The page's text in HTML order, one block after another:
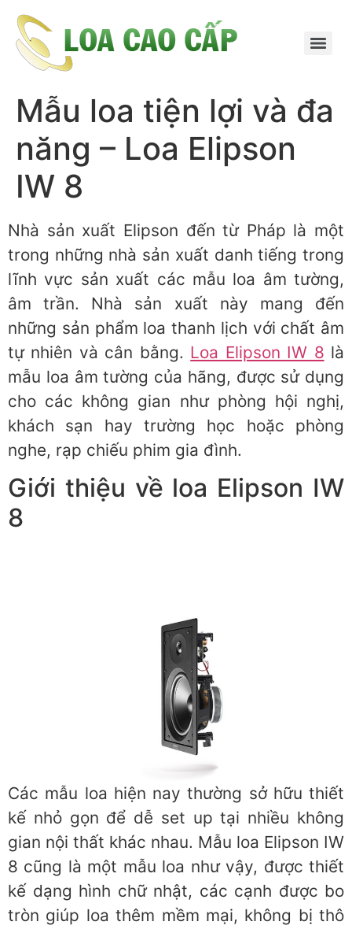
Mẫu loa tiện lợi và đa
năng – Loa Elipson
IW 8
Nhà sản xuất Elipson đến từ Pháp là một
trong những nhà sản xuất danh tiếng trong
lĩnh vực sản xuất các mẫu loa âm tường,
âm trần. Nhà sản xuất này mang đến
những sản phẩm loa thanh lịch với chất âm
tự nhiên và cân bằng. Loa Elipson IW 8 là
mẫu loa âm tường của hãng, được sử dụng
cho các không gian như phòng hội nghị,
khách sạn hay trường học hoặc phòng
nghe, rạp chiếu phim gia đình.
Giới thiệu về loa Elipson IW
8
Các mẫu loa hiện nay thường sở hữu thiết
kế nhỏ gọn để dễ set up tại nhiều không
gian nội thất khác nhau. Mẫu loa Elipson IW
8 cũng là một mẫu loa như vậy, được thiết
kế dạng hình chữ nhật, các cạnh được bo
tròn giúp loa thêm mềm mại, không bị thô